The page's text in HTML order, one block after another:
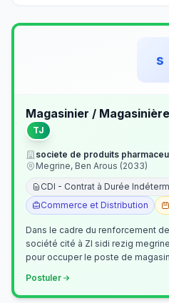
s
Magasinier / Magasinière
TJ
societe de produits
Megrine, Ben Arous (2033)
CDI - Contrat à Durée
Commerce et Distribution
Dans le cadre du renforcement
société cité à ZI sidi rezig
pour occuper le poste de
Postuler